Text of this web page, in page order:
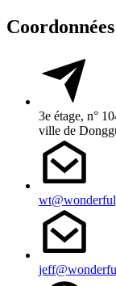
Coordonnées
3e étage, n°
ville de